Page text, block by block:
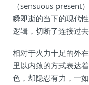
（sensuous present
瞬即逝的当下的现代
逻辑，切断了连接过去
相对于火力十足的外
里以内敛的方式表达
色，却隐忍有力，一